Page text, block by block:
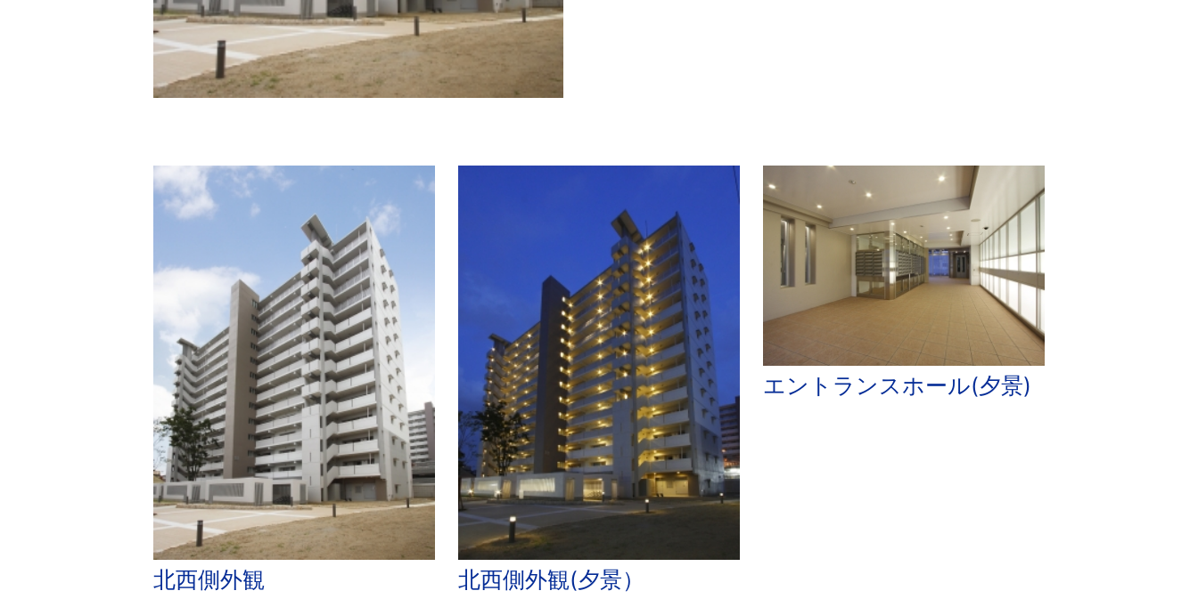
北西側外観 北西側外観(夕景）
エントランスホール(夕景)